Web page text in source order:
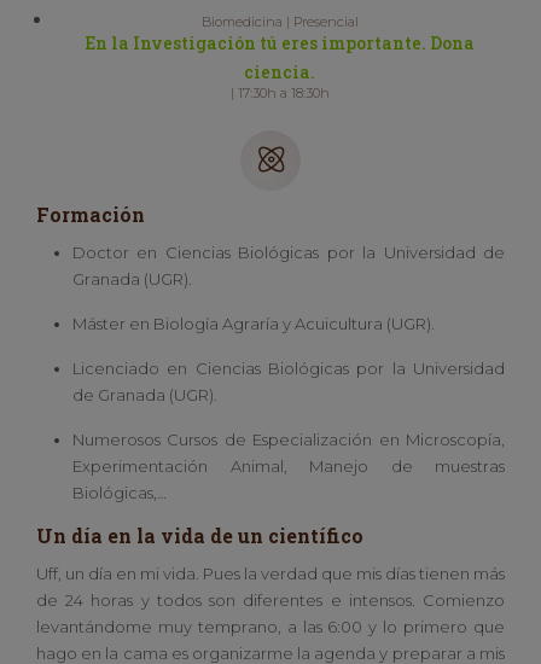
Biomedicina | Presencial
En la Investigación tú eres importante. Dona
ciencia.
| 17:30h a 18:30h
Formación
Doctor en Ciencias Biológicas por la Universidad de
Granada (UGR).
Máster en Biología Agraría y Acuicultura (UGR).
Licenciado en Ciencias Biológicas por la Universidad
de Granada (UGR).
Numerosos Cursos de Especialización en Microscopía,
Experimentación Animal, Manejo de muestras
Biológicas,…
Un día en la vida de un científico
Uff, un día en mi vida. Pues la verdad que mis días tienen más
de 24 horas y todos son diferentes e intensos. Comienzo
levantándome muy temprano, a las 6:00 y lo primero que
hago en la cama es organizarme la agenda y preparar a mis